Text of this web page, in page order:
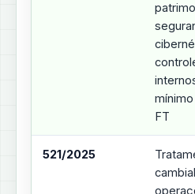
FT
521/2025